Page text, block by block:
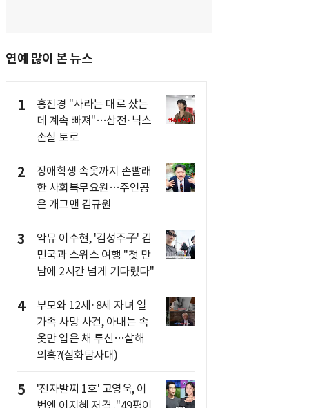
연예 많이 본 뉴스
1
홍진경 "사라는 대로 샀는
데 계속 빠져"…삼전·닉스
손실 토로
2
장애학생 속옷까지 손빨래
한 사회복무요원…주인공
은 개그맨 김규원
3
악뮤 이수현, '김성주子' 김
민국과 스위스 여행 "첫 만
남에 2시간 넘게 기다렸다"
4
부모와 12세·8세 자녀 일
가족 사망 사건, 아내는 속
옷만 입은 채 투신…살해
의혹?(실화탐사대)
5
'전자발찌 1호' 고영욱, 이
번엔 이지혜 저격.."49평이